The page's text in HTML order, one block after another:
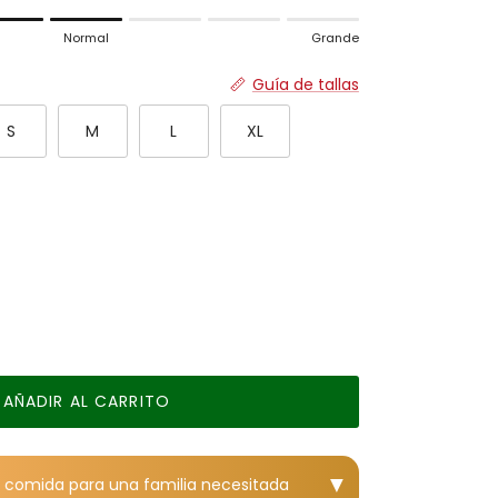
for "" is 4.
Normal Grande
Guía de tallas
S M L XL
AÑADIR AL CARRITO
comida para una familia necesitada ▼